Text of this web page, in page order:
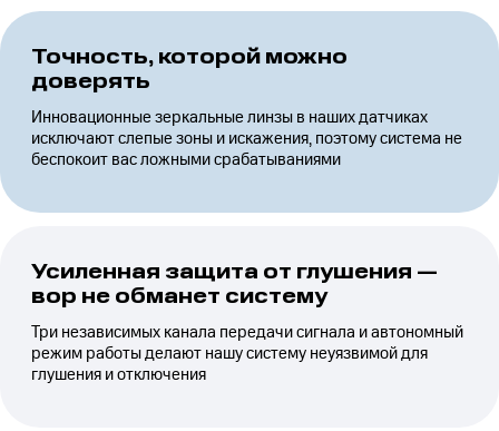
Точность, которой можно
доверять
Инновационные зеркальные линзы в наших датчиках
исключают слепые зоны и искажения, поэтому система не
беспокоит вас ложными срабатываниями
Усиленная защита от глушения —
вор не обманет систему
Три независимых канала передачи сигнала и автономный
режим работы делают нашу систему неуязвимой для
глушения и отключения